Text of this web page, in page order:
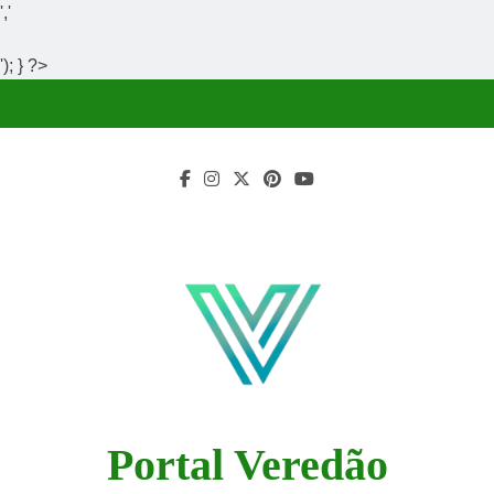
','
'); } ?>
Portal Veredão